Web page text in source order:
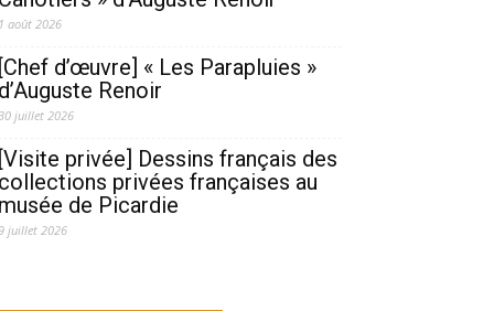
1 août 2026
[Chef d’œuvre] « Les Parapluies »
d’Auguste Renoir
juillet 2026
[Visite privée] Dessins français des
collections privées françaises au
musée de Picardie
juillet 2026